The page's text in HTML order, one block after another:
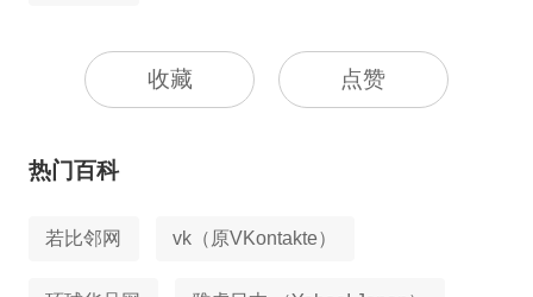
收藏 点赞
热门百科
若比邻网 vk（原VKontakte）